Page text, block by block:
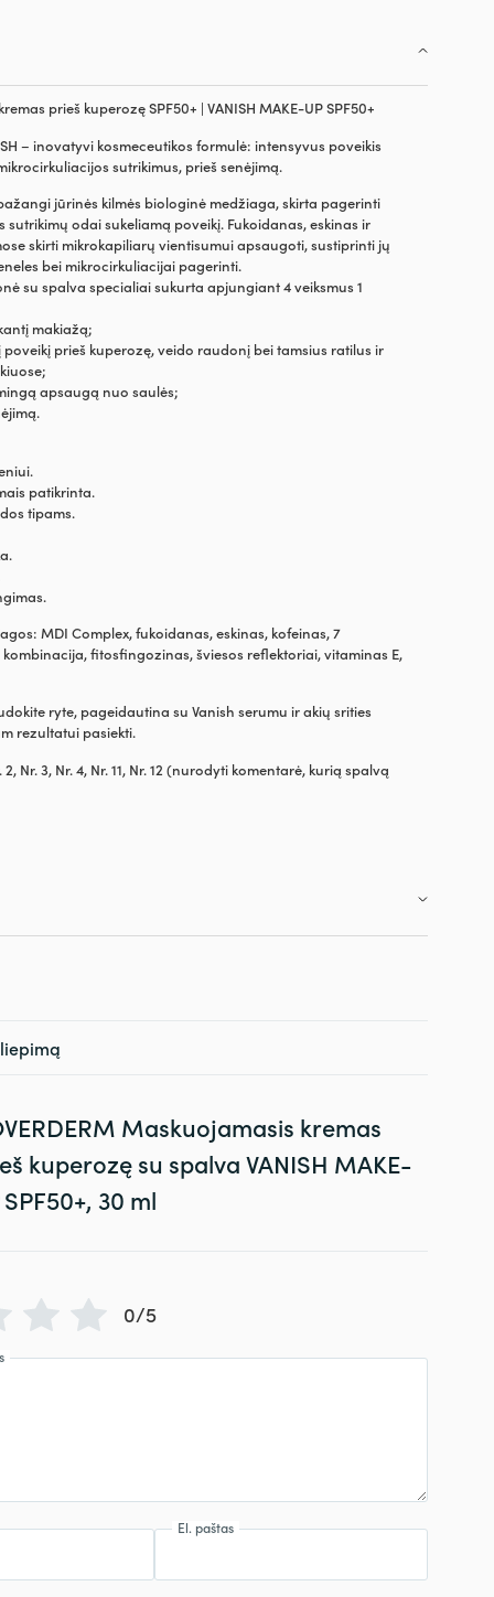
prieš kuperozę SPF50+ | VANISH MAKE-UP SPF50+
– inovatyvi kosmeceutikos formulė: intensyvus poveikis
sutrikimus, prieš senėjimą.
jūrinės kilmės biologinė medžiaga, skirta pagerinti
sutrikimų odai sukeliamą poveikį. Fukoidanas, eskinas ir
skirti mikrokapiliarų vientisumui apsaugoti, sustiprinti jų
bei mikrocirkuliacijai pagerinti.
su spalva specialiai sukurta apjungiant 4 veiksmus 1
makiažą;
prieš kuperozę, veido raudonį bei tamsius ratilus ir
apsaugą nuo saulės;
patikrinta.
tipams.
MDI Complex, fukoidanas, eskinas, kofeinas, 7
fitosfingozinas, šviesos reflektoriai, vitaminas E,
ryte, pageidautina su Vanish serumu ir akių srities
rezultatui pasiekti.
2, Nr. 3, Nr. 4, Nr. 11, Nr. 12 (nurodyti komentarė, kurią spalvą
Maskuojamasis kremas
kuperozę su spalva VANISH MAKE-
SPF50+, 30 ml
0/5
El. paštas